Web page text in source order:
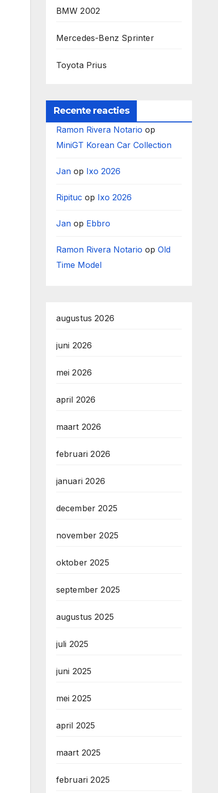
BMW 2002
Mercedes-Benz Sprinter
Toyota Prius
Recente reacties
Ramon Rivera Notario op
MiniGT Korean Car Collection
Janop Ixo 2026
Ripituc op Ixo 2026
Janop Ebbro
Ramon Rivera Notario op Old
Time Model
augustus 2026
juni 2026
mei 2026
april 2026
maart 2026
februari 2026
januari 2026
december 2025
november 2025
oktober 2025
september 2025
augustus 2025
juli 2025
juni 2025
mei 2025
april 2025
maart 2025
februari 2025